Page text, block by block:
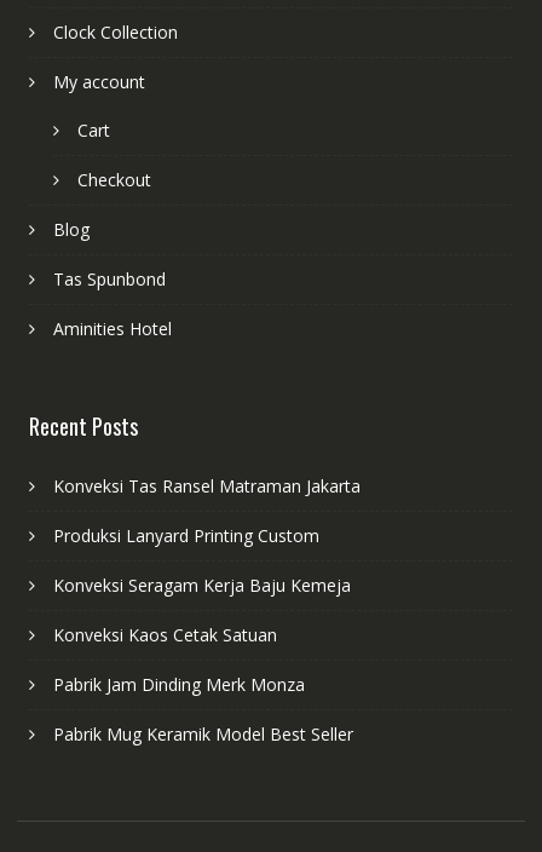
Clock Collection
My account
Cart
Checkout
Blog
Tas Spunbond
Aminities Hotel
Recent Posts
Konveksi Tas Ransel Matraman Jakarta
Produksi Lanyard Printing Custom
Konveksi Seragam Kerja Baju Kemeja
Konveksi Kaos Cetak Satuan
Pabrik Jam Dinding Merk Monza
Pabrik Mug Keramik Model Best Seller